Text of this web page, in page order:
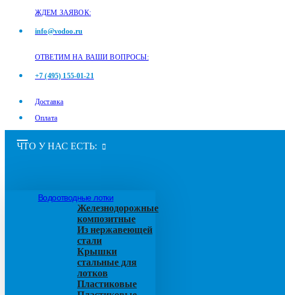
ЖДЕМ ЗАЯВОК:
info@vodoo.ru
ОТВЕТИМ НА ВАШИ ВОПРОСЫ:
+7 (495) 155-01-21
Доставка
Оплата
ЧТО У НАС ЕСТЬ:
Водоотводные лотки
Железнодорожные
композитные
Из нержавеющей
стали
Крышки
стальные для
лотков
Пластиковые